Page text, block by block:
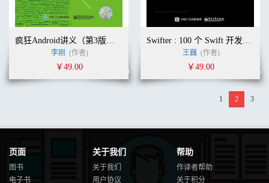
疯狂Android讲义（第3版）(含CD光盘1张)
李刚 (作者)
￥49.00
Swifter : 100 个 Swift 开发必备 Tip
王巍 (作者)
￥49.00
1 2 3
页面
图书
电子书
关于我们
关于我们
用户协议
帮助
作译者帮助
关于积分